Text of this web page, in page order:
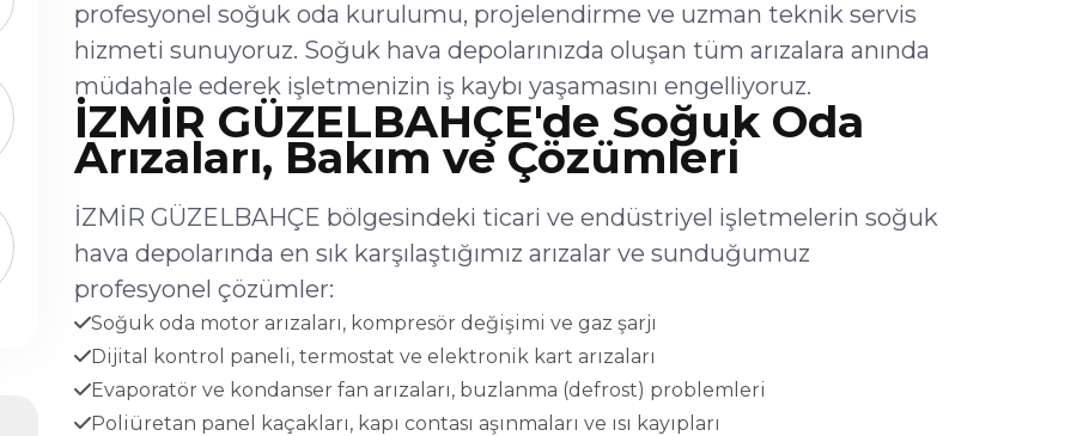
profesyonel soğuk oda kurulumu, projelendirme ve uzman teknik servis
hizmeti sunuyoruz. Soğuk hava depolarınızda oluşan tüm arızalara anında
müdahale ederek işletmenizin iş kaybı yaşamasını engelliyoruz.
İZMİR GÜZELBAHÇE'de Soğuk Oda
Arızaları, Bakım ve Çözümleri
İZMİR GÜZELBAHÇE bölgesindeki ticari ve endüstriyel işletmelerin soğuk
hava depolarında en sık karşılaştığımız arızalar ve sunduğumuz
profesyonel çözümler:
Soğuk oda motor arızaları, kompresör değişimi ve gaz şarjı
Dijital kontrol paneli, termostat ve elektronik kart arızaları
Evaporatör ve kondanser fan arızaları, buzlanma (defrost) problemleri
Poliüretan panel kaçakları, kapı contası aşınmaları ve ısı kayıpları